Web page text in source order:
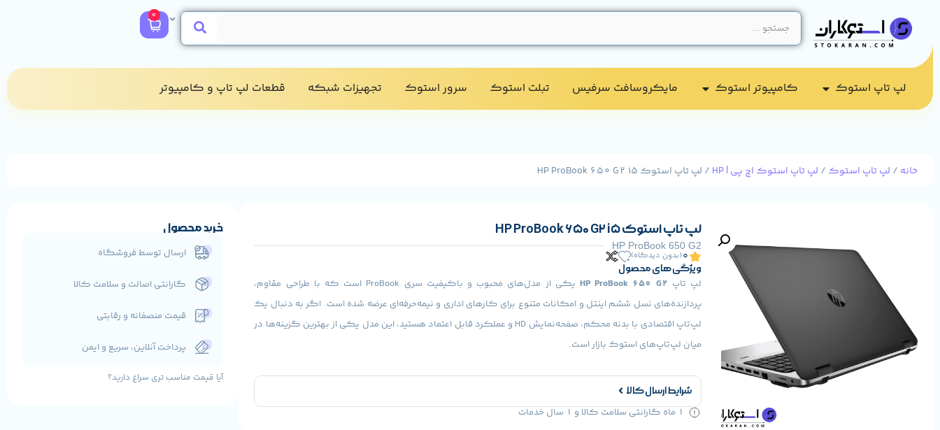
0
لپ تاپ استوک کامپیوتر استوک​ مایکروسافت سرفیس تبلت استوک​ سرور استوک​ تجهیزات شبکه​ قطعات لپ تاپ و کامپیوتر​
خانه / لپ تاپ استوک / لپ تاپ استوک اچ پی | HP / لپ تاپ استوک HP ProBook 650 G2 i5
لپ تاپ استوک HP ProBook 650 G2 i5
HP ProBook 650 G2
0(بدون دیدگاه)
ویژگی های محصول
لپ تاپ HP ProBook 650 G2
یکی از مدل‌های محبوب و با‌کیفیت سری ProBook است که با طراحی مقاوم،
پردازنده‌های نسل ششم اینتل و امکانات متنوع برای کارهای اداری و نیمه‌حرفه‌ای عرضه شده است. اگر به دنبال یک
لپ‌تاپ اقتصادی با بدنه محکم، صفحه‌نمایش HD و عملکرد قابل اعتماد هستید، این مدل یکی از بهترین گزینه‌ها در
میان لپ‌تاپ‌های استوک بازار است.
شرایط ارسال کالا
1 ماه گارانتی سلامت کالا و 1 سال خدمات
خرید محصول
ارسال توسط فروشگاه
گارانتی اصالت و سلامت کالا
قیمت منصفانه و رقابتی
پرداخت آنلاین، سریع و ایمن
آیا قیمت مناسب تری سراغ دارید؟